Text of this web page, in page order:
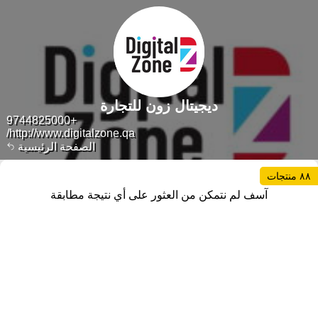
الصفحة الرئيسية
+9744825000
http://www.digitalzone.qa/
ديجيتال زون للتجارة
٨٨ منتجات
آسف لم نتمكن من العثور على أي نتيجة مطابقة